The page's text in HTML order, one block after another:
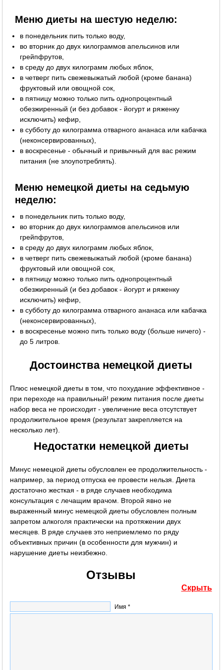
Меню диеты на шестую неделю:
в понедельник пить только воду,
во вторник до двух килограммов апельсинов или
грейпфрутов,
в среду до двух килограмм любых яблок,
в четверг пить свежевыжатый любой (кроме банана)
фруктовый или овощной сок,
в пятницу можно только пить однопроцентный
обезжиренный (и без добавок - йогурт и ряженку
исключить) кефир,
в субботу до килограмма отварного ананаса или кабачка
(неконсервированных),
в воскресенье - обычный и привычный для вас режим
питания (не злоупотреблять).
Меню немецкой диеты на седьмую
неделю:
в понедельник пить только воду,
во вторник до двух килограммов апельсинов или
грейпфрутов,
в среду до двух килограмм любых яблок,
в четверг пить свежевыжатый любой (кроме банана)
фруктовый или овощной сок,
в пятницу можно только пить однопроцентный
обезжиренный (и без добавок - йогурт и ряженку
исключить) кефир,
в субботу до килограмма отварного ананаса или кабачка
(неконсервированных),
в воскресенье можно пить только воду (больше ничего) -
до 5 литров.
Достоинства немецкой диеты
Плюс немецкой диеты в том, что похудание эффективное -
при переходе на правильный! режим питания после диеты
набор веса не происходит - увеличение веса отсутствует
продолжительное время (результат закрепляется на
несколько лет).
Недостатки немецкой диеты
Минус немецкой диеты обусловлен ее продолжительность -
например, за период отпуска ее провести нельзя. Диета
достаточно жесткая - в ряде случаев необходима
консультация с лечащим врачом. Второй явно не
выраженный минус немецкой диеты обусловлен полным
запретом алкоголя практически на протяжении двух
месяцев. В ряде случаев это неприемлемо по ряду
объективных причин (в особенности для мужчин) и
нарушение диеты неизбежно.
Отзывы
Скрыть
Имя *